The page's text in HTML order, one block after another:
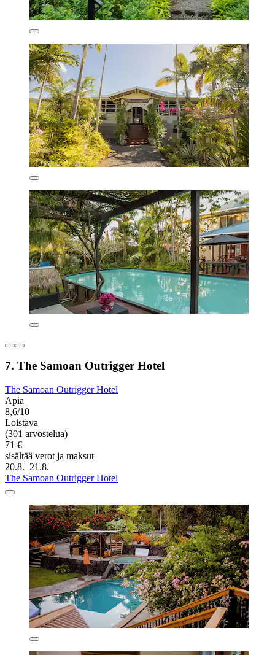
7. The Samoan Outrigger Hotel
The Samoan Outrigger Hotel
Apia
8,6/10
Loistava
(301 arvostelua)
71 €
sisältää verot ja maksut
20.8.–21.8.
The Samoan Outrigger Hotel